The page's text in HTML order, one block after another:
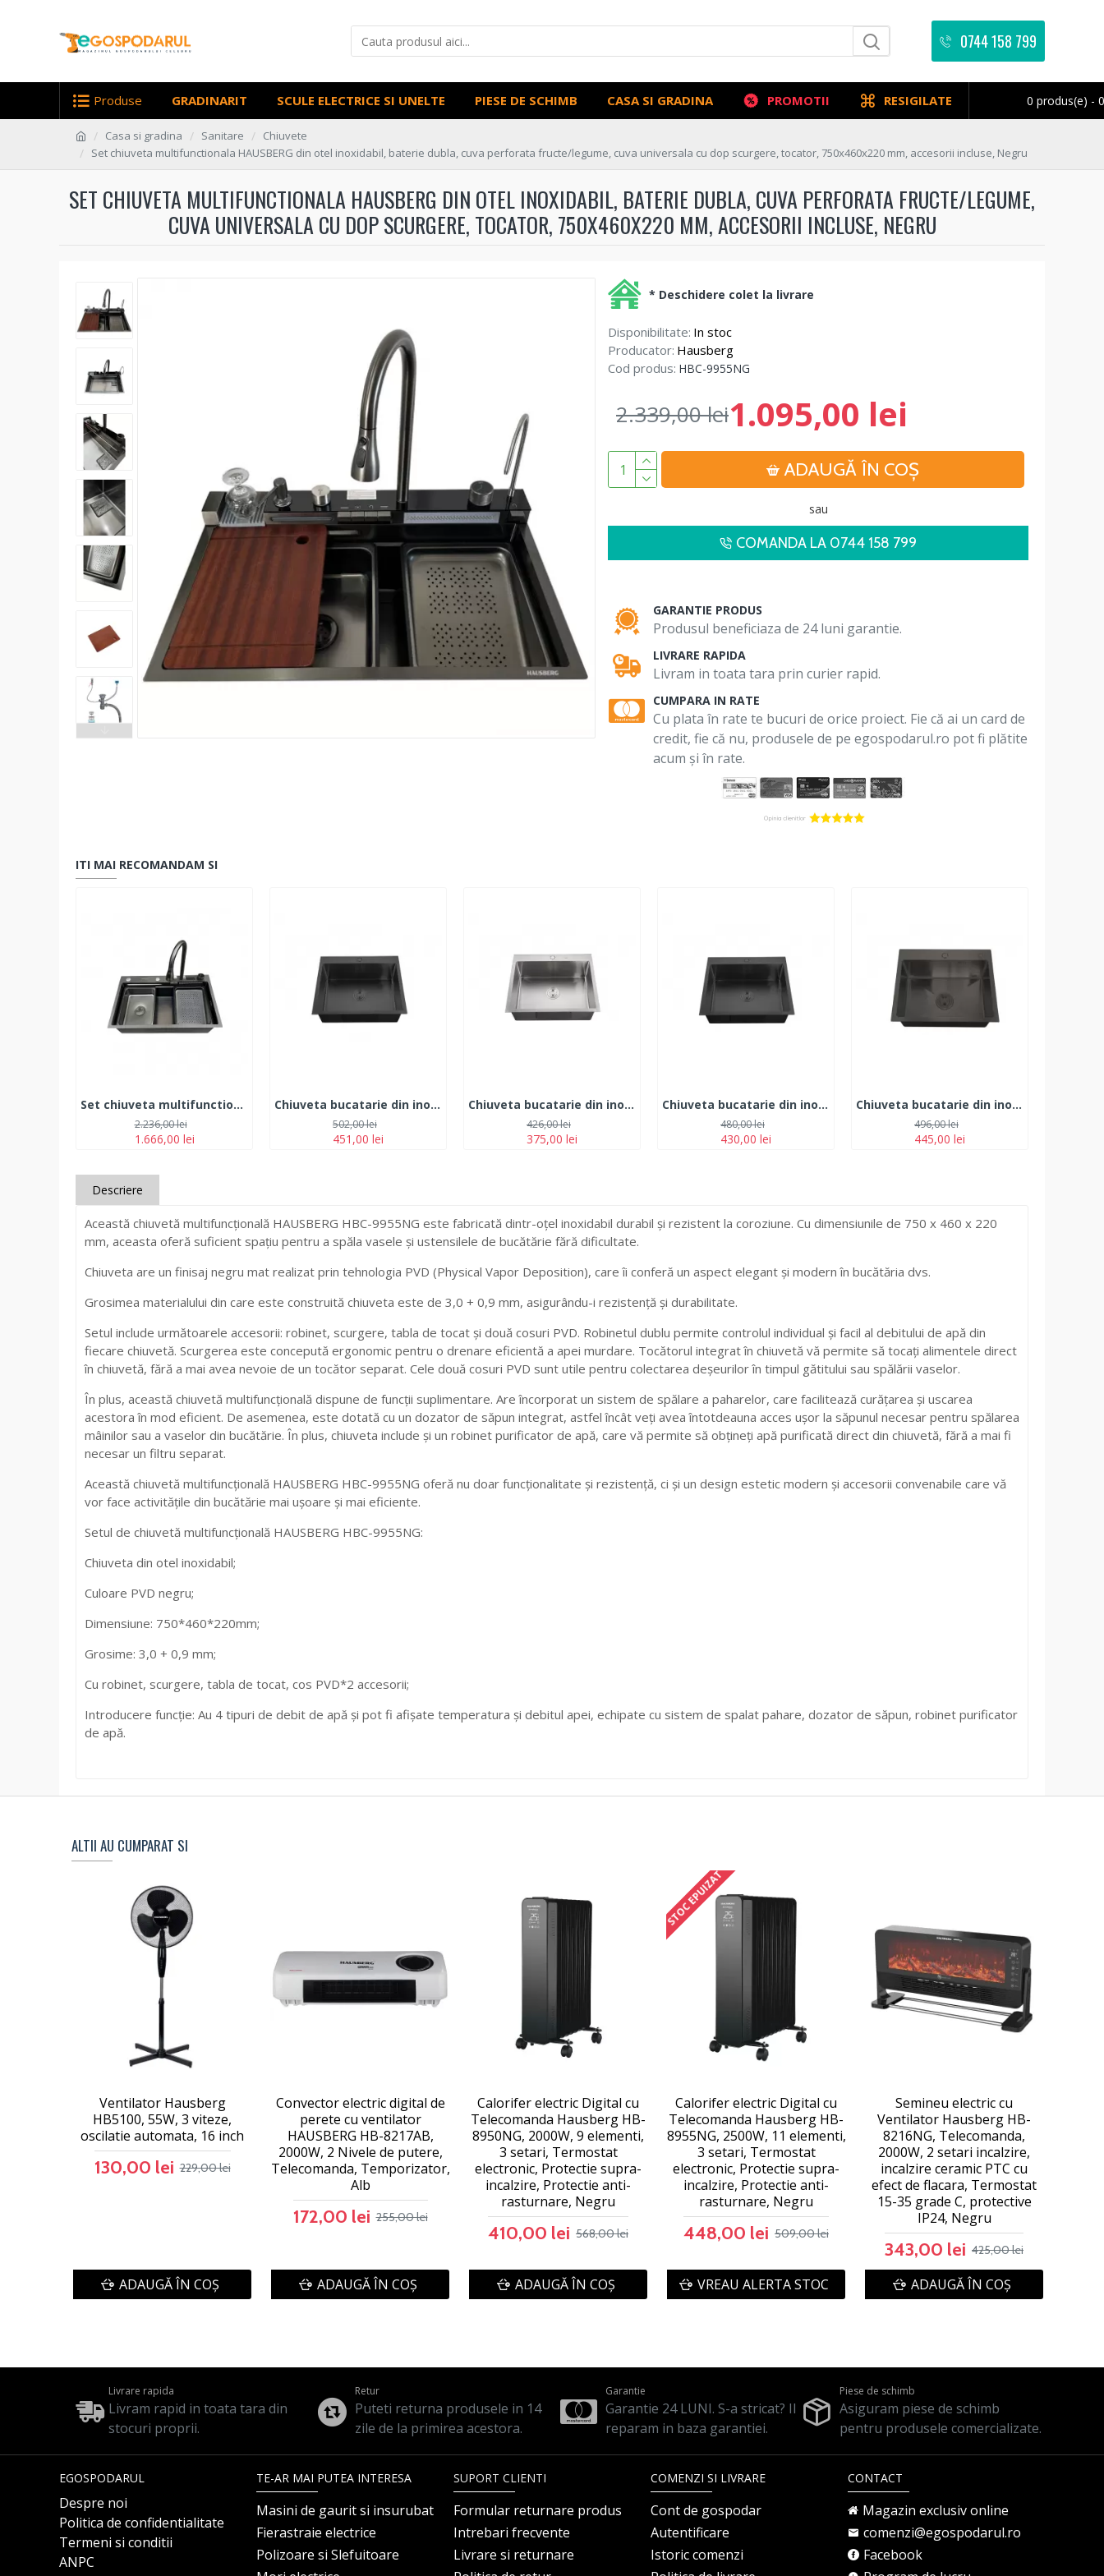
0744 158 799
Produse GRADINARIT SCULE ELECTRICE SI UNELTE PIESE DE SCHIMB CASA SI GRADINA PROMOTII RESIGILATE 0 produs(e) -
Casa si gradina Sanitare
Chiuvete
Set chiuveta multifunctionala HAUSBERG din otel inoxidabil, baterie dubla, cuva perforata fructe/legume, cuva universala cu dop scurgere, tocator, 750x460x220 mm, accesorii incluse, Negru
SET CHIUVETA MULTIFUNCTIONALA HAUSBERG DIN OTEL INOXIDABIL, BATERIE DUBLA, CUVA PERFORATA FRUCTE/LEGUME,
CUVA UNIVERSALA CU DOP SCURGERE, TOCATOR, 750X460X220 MM, ACCESORII INCLUSE, NEGRU
Disponibilitate: In stoc
Producator: Hausberg
Cod produs: HBC-9955NG
1.095,00 lei
2.339,00 lei
ADAUGĂ ÎN COŞ
* Deschidere colet la livrare
sau
COMANDA LA 0744 158 799
GARANTIE PRODUS
Produsul beneficiaza de 24 luni garantie.
LIVRARE RAPIDA
Livram in toata tara prin curier rapid.
CUMPARA IN RATE
Cu plata în rate te bucuri de orice proiect. Fie că ai un card de
credit, fie că nu, produsele de pe egospodarul.ro pot fi plătite
acum și în rate.
ITI MAI RECOMANDAM SI
Set chiuveta multifunctionala HAUSBERG din otel inoxidabil, baterie dubla, cuva perforata fructe/legume, cuva universala cu dop scurgere, tocator, 750x460x220 mm, accesorii incluse, Negru
1.666,00 lei
2.236,00 lei
Chiuveta bucatarie din inox MIXXUS HM6050-215 NANO-BLACK
451,00 lei
502,00 lei
Chiuveta bucatarie din inox HM5045-215.SUS304
375,00 lei
426,00 lei
Chiuveta bucatarie din inox MIXXUS HM5045-215 NANO-BLACK
430,00 lei
480,00 lei
Chiuveta bucatarie din inox MIXXUS HM5050-215 NANO-BLACK
445,00 lei
496,00 lei
Descriere
Această chiuvetă multifuncțională HAUSBERG HBC-9955NG este fabricată dintr-oțel inoxidabil durabil și rezistent la coroziune. Cu dimensiunile de 750 x 460 x 220
mm, aceasta oferă suficient spațiu pentru a spăla vasele și ustensilele de bucătărie fără dificultate.
Chiuveta are un finisaj negru mat realizat prin tehnologia PVD (Physical Vapor Deposition), care îi conferă un aspect elegant și modern în bucătăria dvs.
Grosimea materialului din care este construită chiuveta este de 3,0 + 0,9 mm, asigurându-i rezistență și durabilitate.
Setul include următoarele accesorii: robinet, scurgere, tabla de tocat și două cosuri PVD. Robinetul dublu permite controlul individual și facil al debitului de apă din
fiecare chiuvetă. Scurgerea este concepută ergonomic pentru o drenare eficientă a apei murdare. Tocătorul integrat în chiuvetă vă permite să tocați alimentele direct
în chiuvetă, fără a mai avea nevoie de un tocător separat. Cele două cosuri PVD sunt utile pentru colectarea deșeurilor în timpul gătitului sau spălării vaselor.
În plus, această chiuvetă multifuncțională dispune de funcții suplimentare. Are încorporat un sistem de spălare a paharelor, care facilitează curățarea și uscarea
acestora în mod eficient. De asemenea, este dotată cu un dozator de săpun integrat, astfel încât veți avea întotdeauna acces ușor la săpunul necesar pentru spălarea
mâinilor sau a vaselor din bucătărie. În plus, chiuveta include și un robinet purificator de apă, care vă permite să obțineți apă purificată direct din chiuvetă, fără a mai fi
necesar un filtru separat.
Această chiuvetă multifuncțională HAUSBERG HBC-9955NG oferă nu doar funcționalitate și rezistență, ci și un design estetic modern și accesorii convenabile care vă
vor face activitățile din bucătărie mai ușoare și mai eficiente.
Setul de chiuvetă multifuncțională HAUSBERG HBC-9955NG:
Chiuveta din otel inoxidabil;
Culoare PVD negru;
Dimensiune: 750*460*220mm;
Grosime: 3,0 + 0,9 mm;
Cu robinet, scurgere, tabla de tocat, cos PVD*2 accesorii;
Introducere funcție: Au 4 tipuri de debit de apă și pot fi afișate temperatura și debitul apei, echipate cu sistem de spalat pahare, dozator de săpun, robinet purificator
de apă.
ALTII AU CUMPARAT SI
Ventilator Hausberg
HB5100, 55W, 3 viteze,
oscilatie automata, 16 inch
130,00 lei 229,00 lei
ADAUGĂ ÎN COŞ
Convector electric digital de
perete cu ventilator
HAUSBERG HB-8217AB,
2000W, 2 Nivele de putere,
Telecomanda, Temporizator,
Alb
172,00 lei 255,00 lei
ADAUGĂ ÎN COŞ
Calorifer electric Digital cu
Telecomanda Hausberg HB-
8950NG, 2000W, 9 elementi,
3 setari, Termostat
electronic, Protectie supra-
incalzire, Protectie anti-
rasturnare, Negru
410,00 lei 568,00 lei
ADAUGĂ ÎN COŞ
STOC EPUIZAT
Calorifer electric Digital cu
Telecomanda Hausberg HB-
8955NG, 2500W, 11 elementi,
3 setari, Termostat
electronic, Protectie supra-
incalzire, Protectie anti-
rasturnare, Negru
448,00 lei 509,00 lei
VREAU ALERTA STOC
Semineu electric cu
Ventilator Hausberg HB-
8216NG, Telecomanda,
2000W, 2 setari incalzire,
incalzire ceramic PTC cu
efect de flacara, Termostat
15-35 grade C, protective
IP24, Negru
343,00 lei 425,00 lei
ADAUGĂ ÎN COŞ
Livrare rapida
Livram rapid in toata tara din
stocuri proprii.
Retur
Puteti returna produsele in 14
zile de la primirea acestora.
Garantie
Garantie 24 LUNI. S-a stricat? Il
reparam in baza garantiei.
Piese de schimb
Asiguram piese de schimb
pentru produsele comercializate.
EGOSPODARUL
Despre noi
Politica de confidentialitate
Termeni si conditii
ANPC
TE-AR MAI PUTEA INTERESA
Masini de gaurit si insurubat
Fierastraie electrice
Polizoare si Slefuitoare
SUPORT CLIENTI
Formular returnare produs
Intrebari frecvente
Livrare si returnare
COMENZI SI LIVRARE
Cont de gospodar
Autentificare
Istoric comenzi
CONTACT
Magazin exclusiv online
comenzi@egospodarul.ro
Facebook